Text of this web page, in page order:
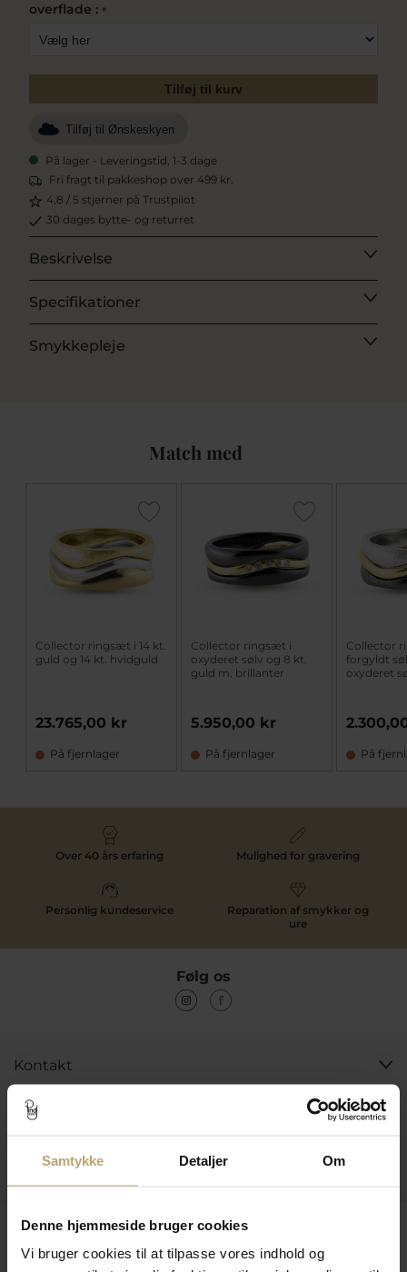
Samtykke Detaljer Om
Denne hjemmeside bruger cookies
Vi bruger cookies til at tilpasse vores indhold og
overflade : *
Tilføj til kurv
Tilføj til Ønskeskyen
På lager - Leveringstid, 1-3 dage
Fri fragt til pakkeshop over 499 kr.
4,8 / 5 stjerner på Trustpilot
30 dages bytte- og returret
Beskrivelse
Specifikationer
Smykkepleje
Match med
Collector ringsæt i 14 kt.
guld og 14 kt. hvidguld
23.765,00 kr
På fjernlager
Collector ringsæt i
oxyderet sølv og 8 kt.
guld m. brillanter
5.950,00 kr
På fjernlager
Collector
forgyldt
oxyderet
På
Over 40 års erfaring Mulighed for gravering
Personlig kundeservice
Reparation af smykker og
ure
Følg os
Kontakt
Åbningstider I Butikken
Praktiske Sider
Leveringsmuligheder